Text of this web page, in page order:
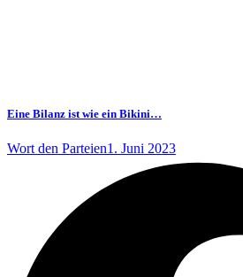
Eine Bilanz ist wie ein Bikini…
Wort den Parteien1. Juni 2023